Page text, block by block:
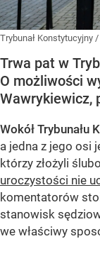
Trybunał Konstytucyjny /
Trwa pat w
O możliwości
Wawrykiewicz,
Wokół
a jedna z jego osi
którzy złożyli
uroczystości nie
komentatorów
stanowisk
we właściwy